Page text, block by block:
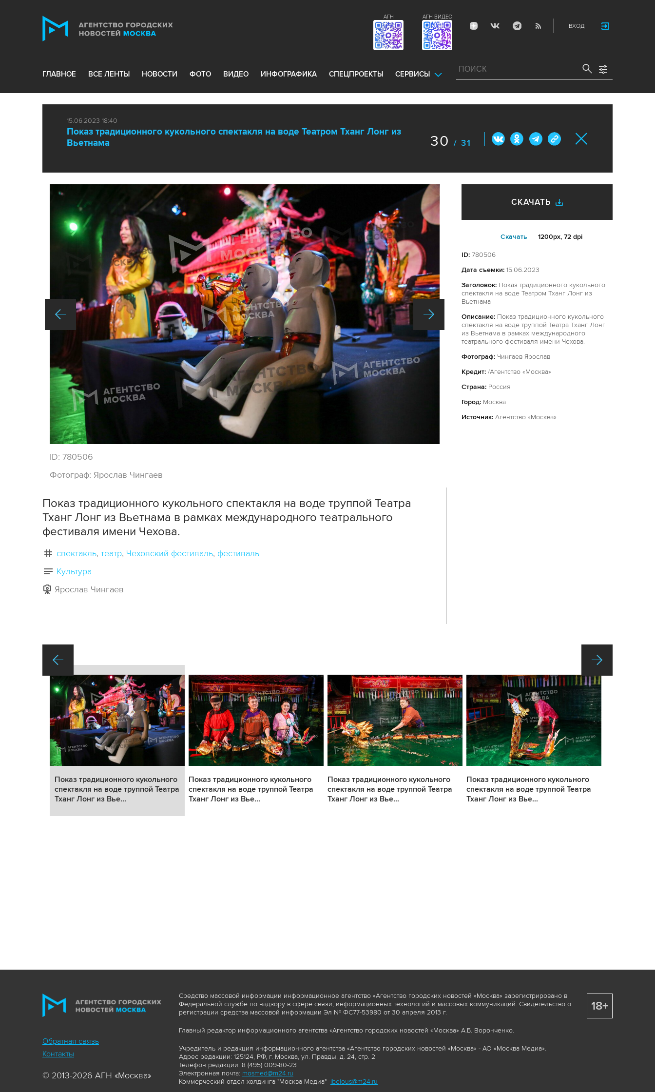
ВХОД
АГН ВИДЕО
АГН
ГЛАВНОЕ ВСЕ ЛЕНТЫ НОВОСТИ ФОТО ВИДЕО ИНФОГРАФИКА СПЕЦПРОЕКТЫ СЕРВИСЫ
15.06.2023 18:40
Показ традиционного кукольного спектакля на воде Театром Тханг Лонг из
Вьетнама
30 / 31
ID: 780506
Фотограф: Ярослав Чингаев
СКАЧАТЬ
Cкачать 1200px, 72 dpi
ID: 780506
Дата съемки: 15.06.2023
Заголовок: Показ традиционного кукольного
спектакля на воде Театром Тханг Лонг из
Вьетнама
Описание: Показ традиционного кукольного
спектакля на воде труппой Театра Тханг Лонг
из Вьетнама в рамках международного
театрального фестиваля имени Чехова.
Фотограф: Чингаев Ярослав
Кредит: /Агентство «Москва»
Страна: Россия
Город: Москва
Источник: Агентство «Москва»
Показ традиционного кукольного спектакля на воде труппой Театра
Тханг Лонг из Вьетнама в рамках международного театрального
фестиваля имени Чехова.
спектакль театр Чеховский фестиваль фестиваль
Культура
Ярослав Чингаев
Показ традиционного кукольного
спектакля на воде труппой Театра
Тханг Лонг из Вье...
Показ традиционного кукольного
спектакля на воде труппой Театра
Тханг Лонг из Вье...
Показ традиционного кукольного
спектакля на воде труппой Театра
Тханг Лонг из Вье...
Показ традиционного кукольного
спектакля на воде труппой Театра
Тханг Лонг из Вье...
Обратная связь
Контакты
© 2013-2026 АГН «Москва»
Средство массовой информации информационное агентство «Агентство городских новостей «Москва» зарегистрировано в
Федеральной службе по надзору в сфере связи, информационных технологий и массовых коммуникаций. Свидетельство о
регистрации средства массовой информации Эл № ФС77-53980 от 30 апреля 2013 г.
Главный редактор информационного агентства «Агентство городских новостей «Москва» А.Б. Воронченко.
Учредитель и редакция информационного агентства «Агентство городских новостей «Москва» - АО «Москва Медиа».
Адрес редакции: 125124, РФ, г. Москва, ул. Правды, д. 24, стр. 2
Телефон редакции: 8 (495) 009-80-23
Электронная почта: mosmed@m24.ru
Коммерческий отдел холдинга "Москва Медиа"- ibelous@m24.ru
18+